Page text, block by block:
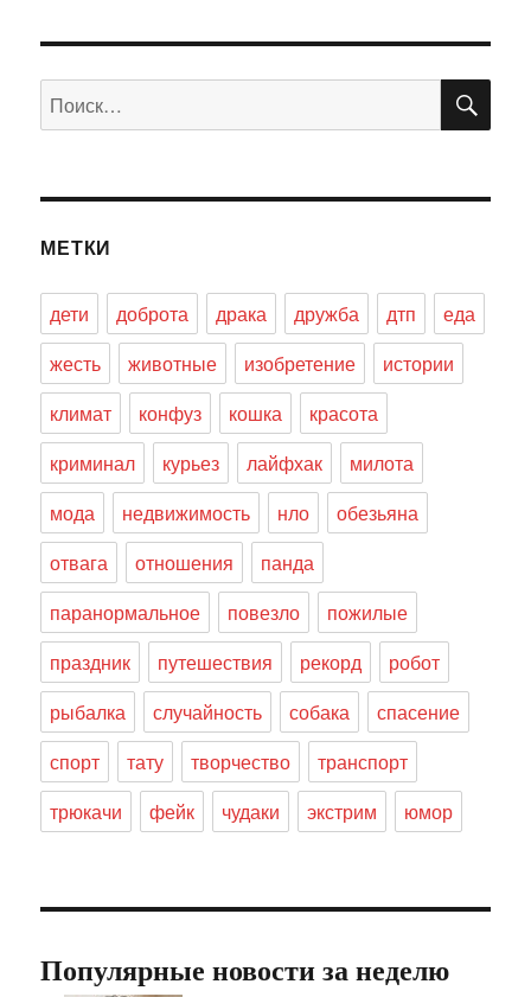
Искать:
МЕТКИ
дети доброта драка дружба дтп
еда
жесть
животные изобретение
истории
климат
конфуз кошка
красота
криминал
курьез лайфхак
милота
мода
недвижимость нло
обезьяна
отвага
отношения
панда
паранормальное
повезло
пожилые
праздник
путешествия рекорд
робот
рыбалка
случайность собака
спасение
спорт
тату творчество
транспорт
трюкачи
фейк чудаки экстрим юмор
Популярные новости за неделю